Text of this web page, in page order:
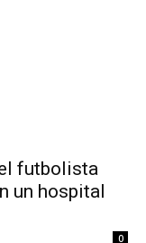
futbolista
un hospital
0